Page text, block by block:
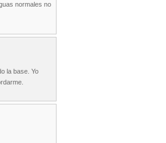
normales no
la base. Yo